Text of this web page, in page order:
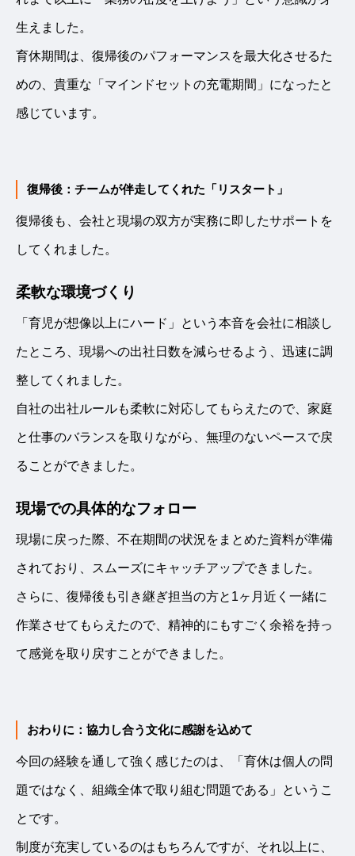
生えました。
育休期間は、復帰後のパフォーマンスを最大化させるた
めの、貴重な「マインドセットの充電期間」になったと
感じています。
復帰後：チームが伴走してくれた「リスタート」
復帰後も、会社と現場の双方が実務に即したサポートを
してくれました。
柔軟な環境づくり
「育児が想像以上にハード」という本音を会社に相談し
たところ、現場への出社日数を減らせるよう、迅速に調
整してくれました。
自社の出社ルールも柔軟に対応してもらえたので、家庭
と仕事のバランスを取りながら、無理のないペースで戻
ることができました。
現場での具体的なフォロー
現場に戻った際、不在期間の状況をまとめた資料が準備
されており、スムーズにキャッチアップできました。
さらに、復帰後も引き継ぎ担当の方と1ヶ月近く一緒に
作業させてもらえたので、精神的にもすごく余裕を持っ
て感覚を取り戻すことができました。
おわりに：協力し合う文化に感謝を込めて
今回の経験を通して強く感じたのは、「育休は個人の問
題ではなく、組織全体で取り組む問題である」というこ
とです。
制度が充実しているのはもちろんですが、それ以上に、